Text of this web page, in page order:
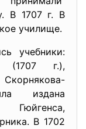
В 1707 г. В
училище.
учебники:
(1707 г.),
издана
В 1702